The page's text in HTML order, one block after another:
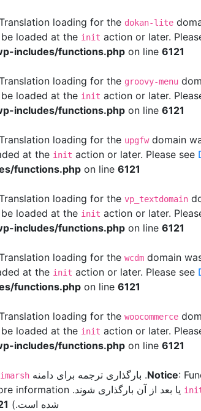
loading for the dokan-lite
loaded at the init action or later.
includes/functions.php on line 6121
loading for the groovy-menu
loaded at the init action or later.
includes/functions.php on line 6121
loading for the upgfwdomain
at the init action or later. Please see
functions.php on line 6121
loading for the vp_textdomain
loaded at the init action or later.
includes/functions.php on line 6121
loading for the wcdm domain
at the init action or later. Please see
functions.php on line 6121
loading for the woocommerce
loaded at the init action or later.
includes/functions.php on line 6121
Notice: . بارگذاری ترجمه برای دامنه
یا بعد از آن بارگذاری شوند. Please see
شده است.) in